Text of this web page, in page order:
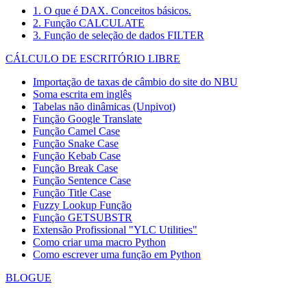
1. O que é DAX. Conceitos básicos.
2. Função CALCULATE
3. Função de seleção de dados FILTER
CÁLCULO DE ESCRITÓRIO LIBRE
Importação de taxas de câmbio do site do NBU
Soma escrita em inglês
Tabelas não dinâmicas (Unpivot)
Função Google Translate
Função Camel Case
Função Snake Case
Função Kebab Case
Função Break Case
Função Sentence Case
Função Title Case
Fuzzy Lookup Função
Função GETSUBSTR
Extensão Profissional "YLC Utilities"
Como criar uma macro Python
Como escrever uma função em Python
BLOGUE